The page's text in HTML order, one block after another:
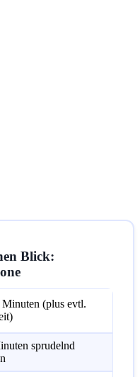
Blick:
Minuten (plus evtl.
sprudelnd